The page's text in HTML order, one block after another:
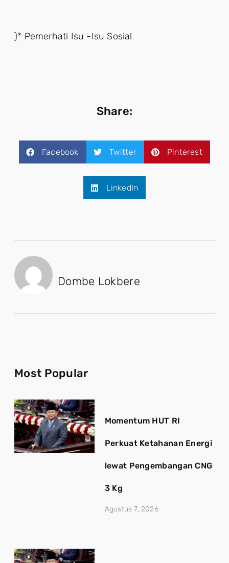
)* Pemerhati Isu -Isu Sosial
Share:
Facebook Twitter Pinterest
LinkedIn
Dombe Lokbere
Most Popular
Momentum HUT RI
Perkuat Ketahanan Energi
lewat Pengembangan CNG
3 Kg
Agustus 7, 2026